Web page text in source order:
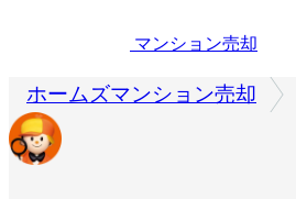
マンション売却
ホームズマンション売却